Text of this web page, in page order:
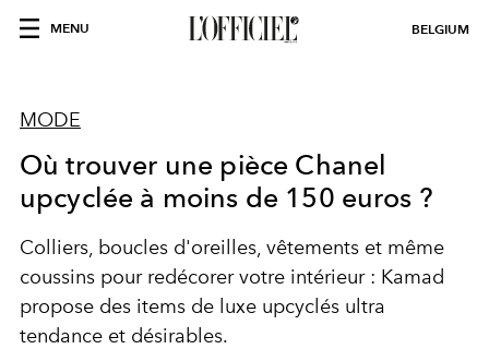
MENU BELGIUM
MODE
Où trouver une pièce Chanel
upcyclée à moins de 150 euros ?
Colliers, boucles d'oreilles, vêtements et même
coussins pour redécorer votre intérieur : Kamad
propose des items de luxe upcyclés ultra
tendance et désirables.